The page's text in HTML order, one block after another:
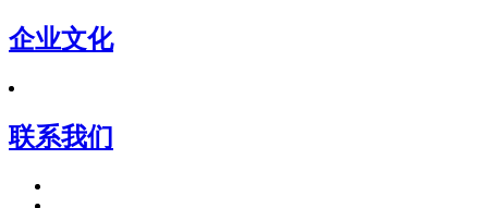
企业文化
联系我们